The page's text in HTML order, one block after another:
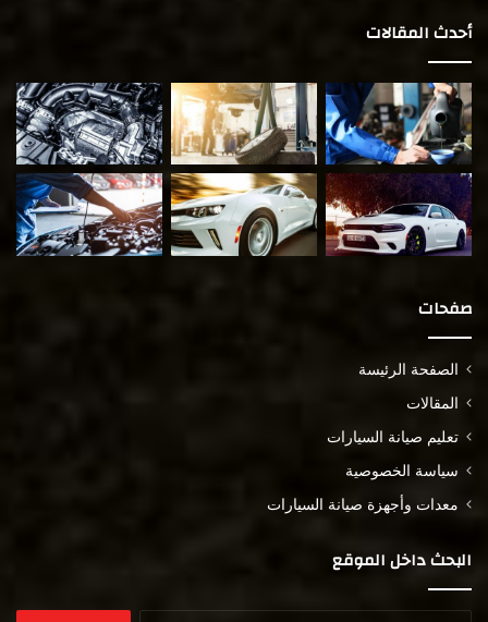
أحدث المقالات
صفحات
الصفحة الرئيسة
المقالات
تعليم صيانة السيارات
سياسة الخصوصية
معدات وأجهزة صيانة السيارات
البحث داخل الموقع